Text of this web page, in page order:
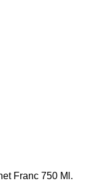
Franc 750 Ml.